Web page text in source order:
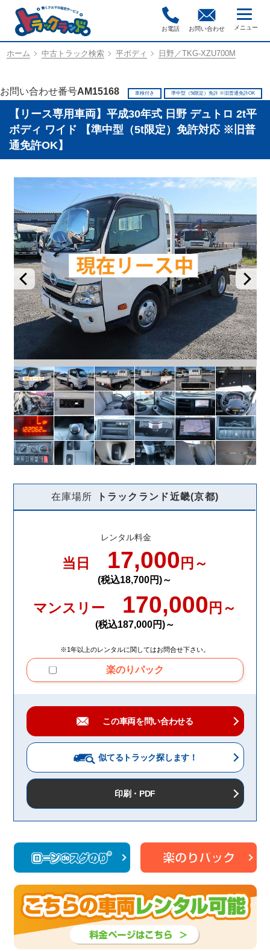
お電話 お問い合わせ
ホーム 中古トラック検索 平ボディ 日野／TKG-XZU700M
お問い合わせ番号AM15168 車検付き 準中型（5t限定）免許 ※旧普通免許OK
【リース専用車両】平成30年式 日野 デュトロ 2t平
ボディ ワイド 【準中型（5t限定）免許対応 ※旧普
通免許OK】
在庫場所 トラックランド近畿(京都)
レンタル料金
当日 17,000 円～
(税込18,700円)～
マンスリー 170,000 円～
(税込187,000円)～
※1年以上のレンタルに関してはお問合せ下さい。
楽のりパック
この車両を問い合わせる
似てるトラック探します！
印刷・PDF